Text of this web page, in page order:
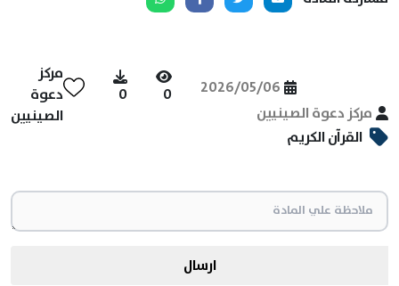
مركز دعوة الصينيين
2026/05/06
0
0
مركز
دعوة
الصينيين
القرآن الكريم
ارسال